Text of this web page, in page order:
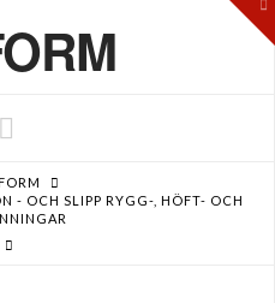
- OCH SLIPP RYGG-, HÖFT- OCH